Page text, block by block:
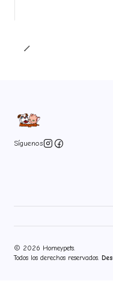
Síguenos
2026 Homeypets.
Todos los derechos reservados.